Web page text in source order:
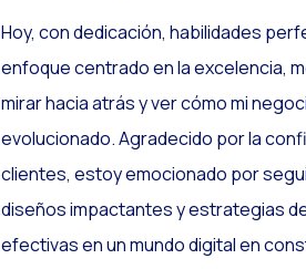
Hoy, con dedicación, habilidades
enfoque centrado en la excelencia,
mirar hacia atrás y ver cómo mi
evolucionado. Agradecido por la
clientes, estoy emocionado por
diseños impactantes y estrategias
efectivas en un mundo digital en